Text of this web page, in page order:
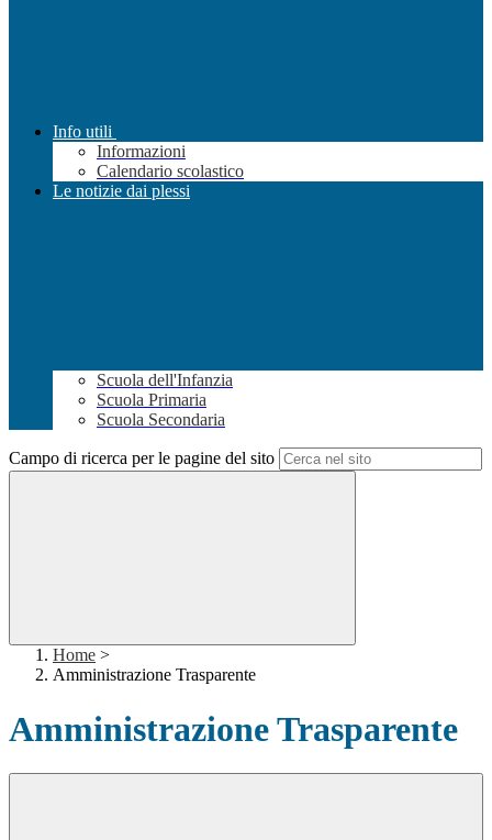
Info utili
Informazioni
Calendario scolastico
Le notizie dai plessi
Scuola dell'Infanzia
Scuola Primaria
Scuola Secondaria
Campo di ricerca per le pagine del sito
Home >
Amministrazione Trasparente
Amministrazione Trasparente